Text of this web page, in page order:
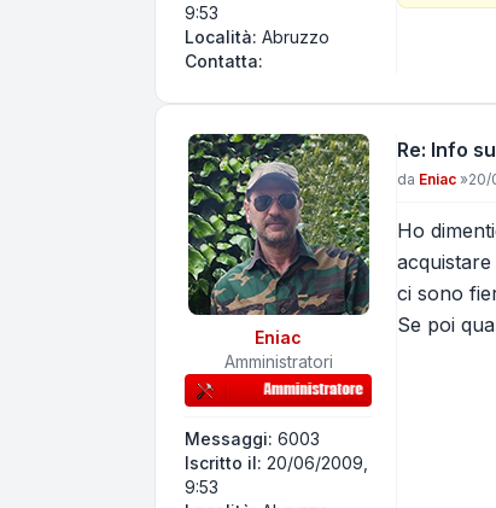
9:53
Località: Abruzzo
Contatta:
Eniac
Amministratori
Messaggi: 6003
Iscritto il: 20/06/2009,
9:53
Re: Info
Messaggio
da Eniac »20/
Ho
ci sono
Se poi